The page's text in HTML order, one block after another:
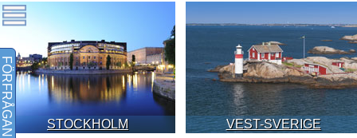
STOCKHOLM VEST-SVERIGE
FÖRFRÅGAN